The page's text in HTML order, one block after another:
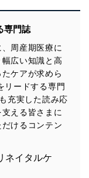
専門誌
周産期医療に
広い知識と高
ケアが求めら
リードする専門
充実した読み応
える皆さまに
けるコンテン
ネイタルケ